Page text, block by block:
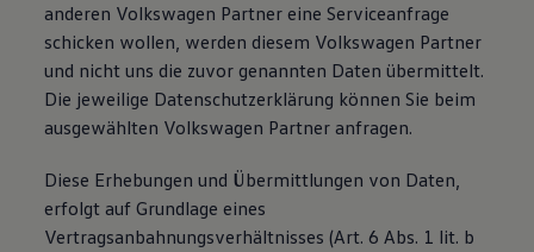
anderen Volkswagen Partner eine Serviceanfrage
schicken wollen, werden diesem Volkswagen Partner
und nicht uns die zuvor genannten Daten übermittelt.
Die jeweilige Datenschutzerklärung können Sie beim
ausgewählten Volkswagen Partner anfragen.
Diese Erhebungen und Übermittlungen von Daten,
erfolgt auf Grundlage eines
Vertragsanbahnungsverhältnisses (Art. 6 Abs. 1 lit. b